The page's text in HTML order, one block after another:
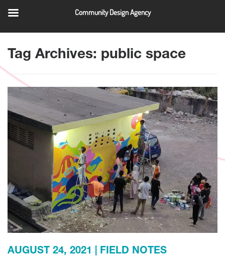
Tag Archives: public space
AUGUST 24, 2021
FIELD NOTES
Community Design Agency